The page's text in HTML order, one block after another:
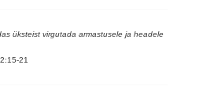
üksteist virgutada armastusele ja headele
21